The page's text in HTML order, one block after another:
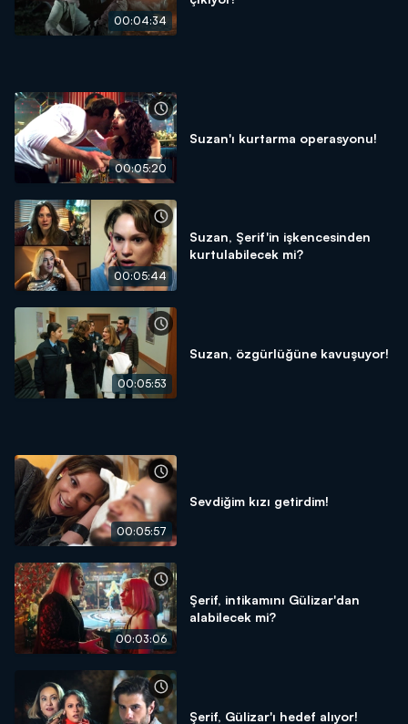
00:04:34
00:05:20
Suzan'ı kurtarma operasyonu!
00:05:44
Suzan, Şerif'in işkencesinden
kurtulabilecek mi?
00:05:53
Suzan, özgürlüğüne kavuşuyor!
00:05:57
Sevdiğim kızı getirdim!
00:03:06
Şerif, intikamını Gülizar'dan
alabilecek mi?
Şerif, Gülizar'ı hedef alıyor!